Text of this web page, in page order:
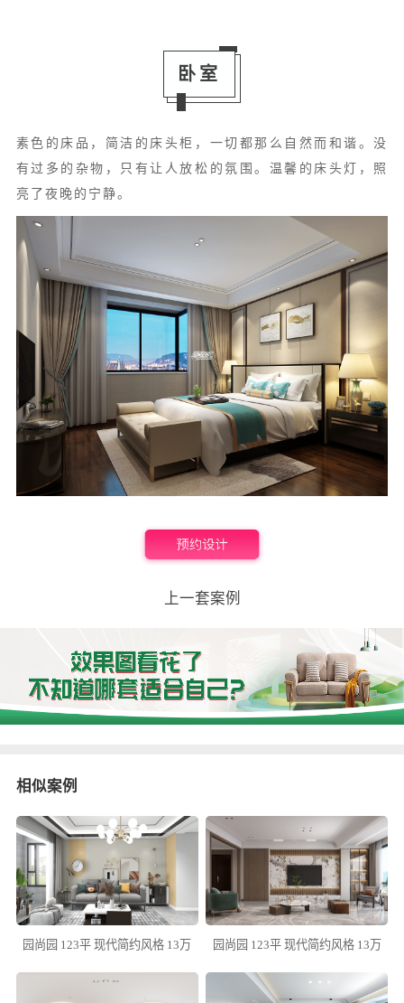
卧室
素色的床品，简洁的床头柜，一切都那么自然而和谐。没
有过多的杂物，只有让人放松的氛围。温馨的床头灯，照
亮了夜晚的宁静。
上一套案例
相似案例
园尚园 123平 现代简约风格 13万 园尚园 123平 现代简约风格 13万